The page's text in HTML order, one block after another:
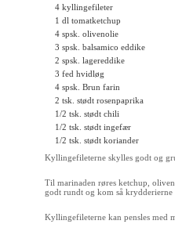
4 kyllingefileter
1 dl tomatketchup
4 spsk. olivenolie
3 spsk. balsamico eddike
2 spsk. lagereddike
3 fed hvidløg
4 spsk. Brun farin
2 tsk. stødt rosenpaprika
1/2 tsk. stødt chili
1/2 tsk. stødt ingefær
1/2 tsk. stødt koriander
Kyllingefileterne skylles godt og
Til marinaden røres ketchup,
godt rundt og kom så krydderierne
Kyllingefileterne kan pensles med